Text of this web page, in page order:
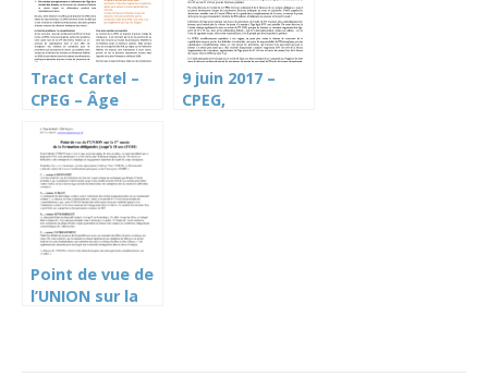
Tract Cartel –
CPEG – Âge
9 juin 2017 –
CPEG,
Point de vue de
l’UNION sur la